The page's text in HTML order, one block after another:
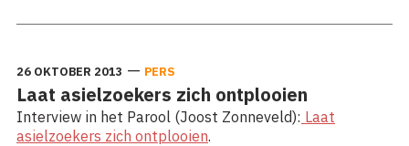
26 OKTOBER 2013 — PERS
Laat asielzoekers zich ontplooien
Interview in het Parool (Joost Zonneveld): Laat
asielzoekers zich ontplooien.